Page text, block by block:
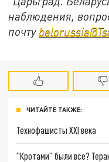
наблюдения,
почту
ЧИТАЙТЕ ТАКЖЕ:
Технофашисты XXI века
"Кротами" были все?